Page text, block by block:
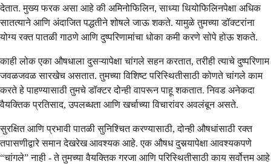
देतात. मुख्य फरक असा आहे की अमिनोफिलिन, साध्या थियोफिलिनपेक्षा अधिक
सातत्याने आणि अंदाजित पद्धतीने शोषले जाऊ शकते. यामुळे तुमच्या डॉक्टरांना
योग्य रक्त पातळी गाठणे आणि दुष्परिणामांचा धोका कमी करणे सोपे होऊ शकते.
काही लोक एका औषधाला दुसऱ्यापेक्षा चांगले सहन करतात, तरीही त्याचे दुष्परिणाम
जवळजवळ सारखेच असतात. तुमच्या विशिष्ट परिस्थितीसाठी कोणते चांगले काम
करते हे पाहण्यासाठी तुमचे डॉक्टर दोन्ही वापरून पाहू शकतात. निवड अनेकदा
वैयक्तिक प्रतिसाद, उपलब्धता आणि खर्चाच्या विचारांवर अवलंबून असते.
सुरक्षित आणि प्रभावी पातळी सुनिश्चित करण्यासाठी, दोन्ही औषधांसाठी रक्त
तपासणीद्वारे समान देखरेख आवश्यक आहे. एक औषध दुसर्‍यापेक्षा आवश्यकपणे
“चांगले” नाही - ते तुमच्या वैयक्तिक गरजा आणि परिस्थितीसाठी काय सर्वोत्तम आहे